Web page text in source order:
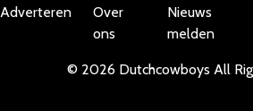
Adverteren
Over
ons
Nieuws
melden
© 2026 Dutchcowboys All